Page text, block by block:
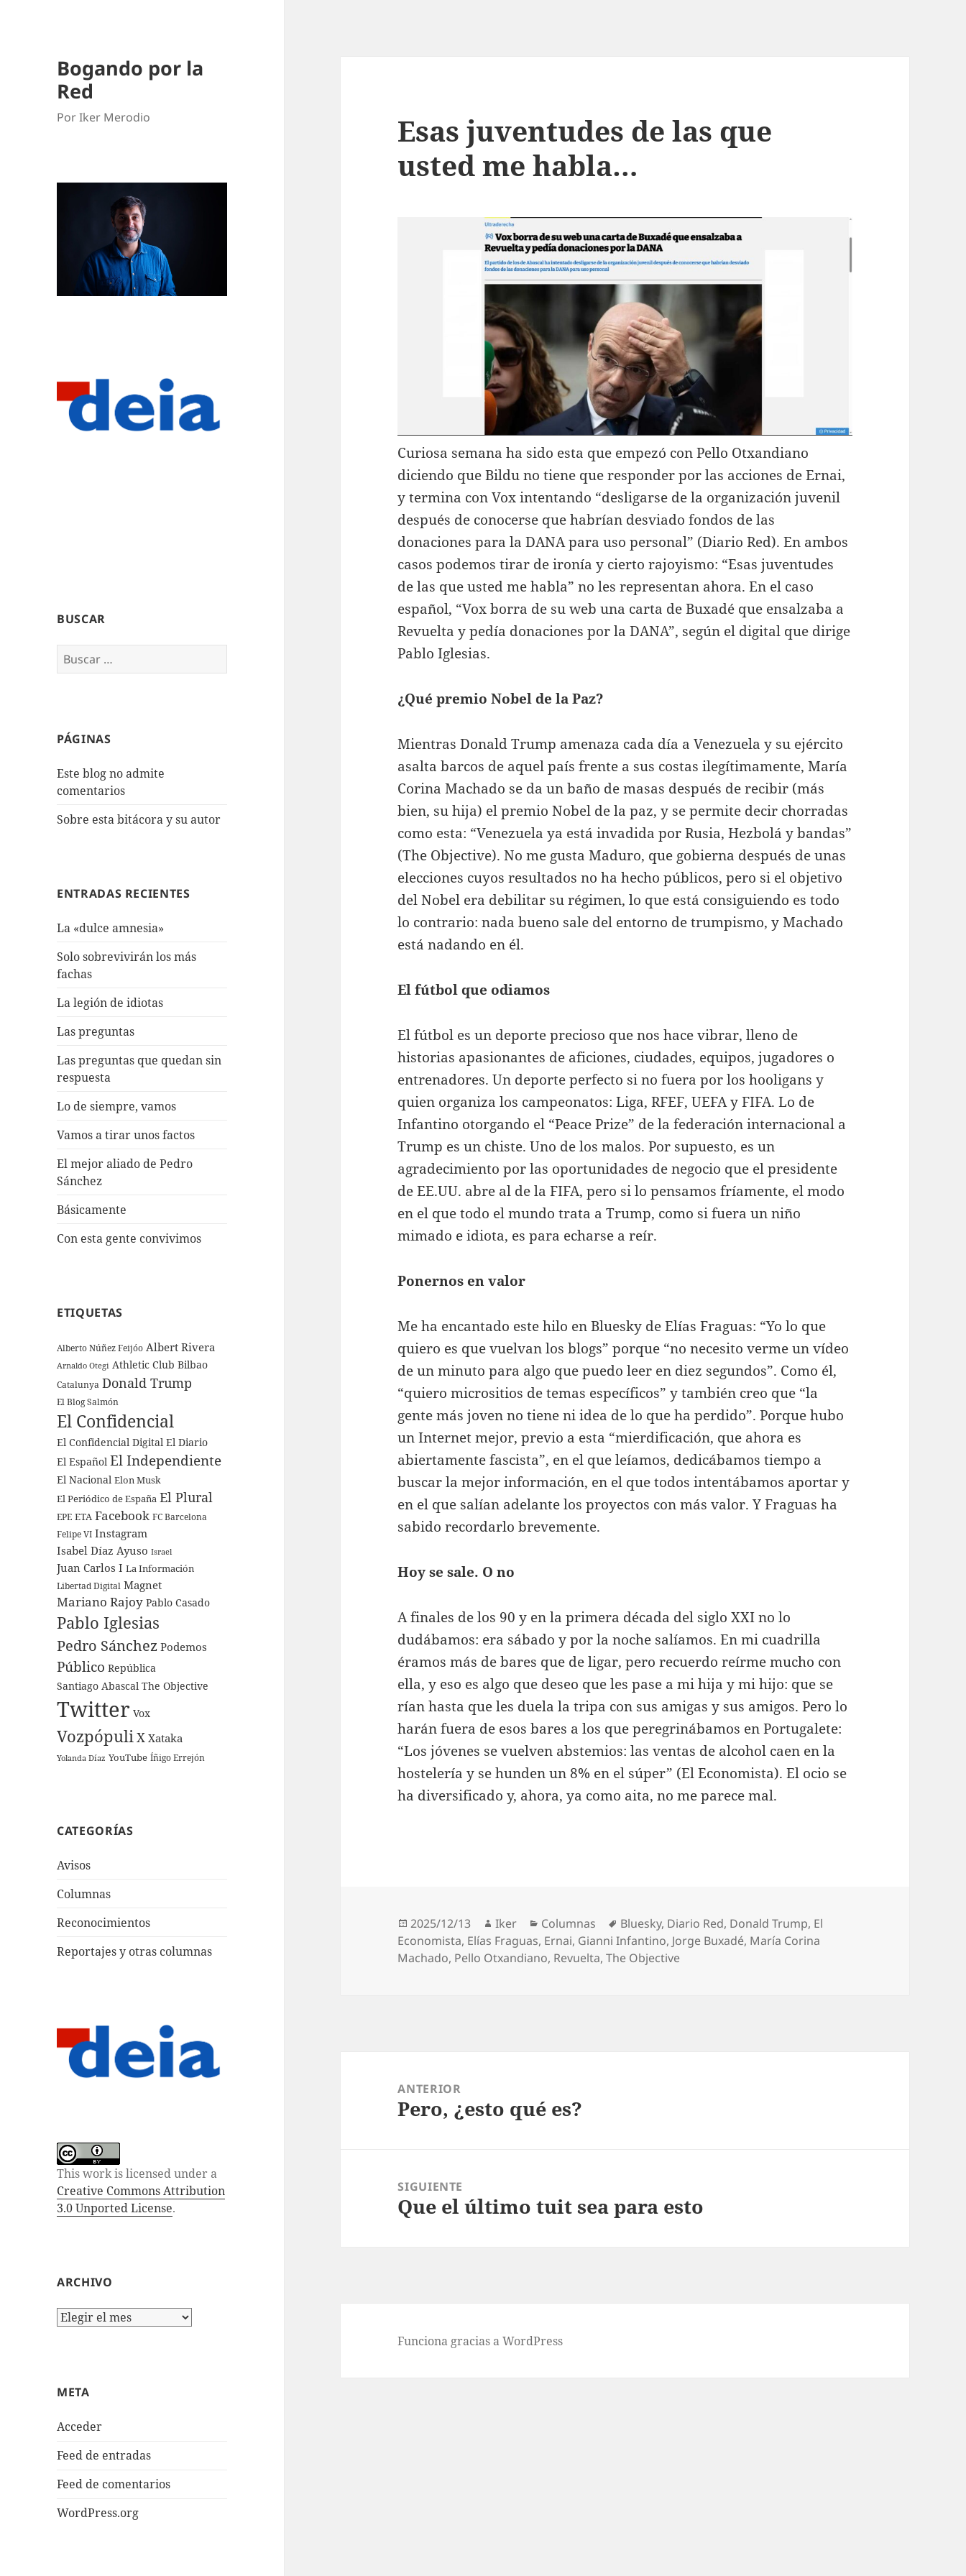
Bogando por la
Red
Por Iker Merodio
BUSCAR
Buscar:
PÁGINAS
Este blog no admite
comentarios
Sobre esta bitácora y su autor
ENTRADAS RECIENTES
La «dulce amnesia»
Solo sobrevivirán los más
fachas
La legión de idiotas
Las preguntas
Las preguntas que quedan sin
respuesta
Lo de siempre, vamos
Vamos a tirar unos factos
El mejor aliado de Pedro
Sánchez
Básicamente
Con esta gente convivimos
ETIQUETAS
Alberto Núñez Feijóo Albert Rivera
Arnaldo Otegi Athletic Club Bilbao
Catalunya Donald Trump
El Blog Salmón
El Confidencial
El Confidencial Digital El Diario
El Español El Independiente
El Nacional Elon Musk
El Periódico de España El Plural
EPE ETA Facebook FC Barcelona
Felipe VI Instagram
Isabel Díaz Ayuso Israel
Juan Carlos I La Información
Libertad Digital Magnet
Mariano Rajoy Pablo Casado
Pablo Iglesias
Pedro Sánchez Podemos
Público República
Santiago Abascal The Objective
Twitter Vox
Vozpópuli X Xataka
Yolanda Díaz YouTube Íñigo Errejón
CATEGORÍAS
Avisos
Columnas
Reconocimientos
Reportajes y otras columnas
This work is licensed under a
Creative Commons Attribution
3.0 Unported License.
ARCHIVO
Archivo
META
Acceder
Feed de entradas
Feed de comentarios
WordPress.org
Esas juventudes de las que
usted me habla…
Curiosa semana ha sido esta que empezó con Pello Otxandiano
diciendo que Bildu no tiene que responder por las acciones de Ernai,
y termina con Vox intentando “desligarse de la organización juvenil
después de conocerse que habrían desviado fondos de las
donaciones para la DANA para uso personal” (Diario Red). En ambos
casos podemos tirar de ironía y cierto rajoyismo: “Esas juventudes
de las que usted me habla” no les representan ahora. En el caso
español, “Vox borra de su web una carta de Buxadé que ensalzaba a
Revuelta y pedía donaciones por la DANA”, según el digital que dirige
Pablo Iglesias.
¿Qué premio Nobel de la Paz?
Mientras Donald Trump amenaza cada día a Venezuela y su ejército
asalta barcos de aquel país frente a sus costas ilegítimamente, María
Corina Machado se da un baño de masas después de recibir (más
bien, su hija) el premio Nobel de la paz, y se permite decir chorradas
como esta: “Venezuela ya está invadida por Rusia, Hezbolá y bandas”
(The Objective). No me gusta Maduro, que gobierna después de unas
elecciones cuyos resultados no ha hecho públicos, pero si el objetivo
del Nobel era debilitar su régimen, lo que está consiguiendo es todo
lo contrario: nada bueno sale del entorno de trumpismo, y Machado
está nadando en él.
El fútbol que odiamos
El fútbol es un deporte precioso que nos hace vibrar, lleno de
historias apasionantes de aficiones, ciudades, equipos, jugadores o
entrenadores. Un deporte perfecto si no fuera por los hooligans y
quien organiza los campeonatos: Liga, RFEF, UEFA y FIFA. Lo de
Infantino otorgando el “Peace Prize” de la federación internacional a
Trump es un chiste. Uno de los malos. Por supuesto, es un
agradecimiento por las oportunidades de negocio que el presidente
de EE.UU. abre al de la FIFA, pero si lo pensamos fríamente, el modo
en el que todo el mundo trata a Trump, como si fuera un niño
mimado e idiota, es para echarse a reír.
Ponernos en valor
Me ha encantado este hilo en Bluesky de Elías Fraguas: “Yo lo que
quiero es que vuelvan los blogs” porque “no necesito verme un vídeo
de un minuto para algo que puedo leer en diez segundos”. Como él,
“quiero micrositios de temas específicos” y también creo que “la
gente más joven no tiene ni idea de lo que ha perdido”. Porque hubo
un Internet mejor, previo a esta “mierdificación, que ahora es
abiertamente fascista”, en el que leíamos, dedicábamos tiempo a
buscar la mejor información, en el que todos intentábamos aportar y
en el que salían adelante los proyectos con más valor. Y Fraguas ha
sabido recordarlo brevemente.
Hoy se sale. O no
A finales de los 90 y en la primera década del siglo XXI no lo
dudábamos: era sábado y por la noche salíamos. En mi cuadrilla
éramos más de bares que de ligar, pero recuerdo reírme mucho con
ella, y eso es algo que deseo que les pase a mi hija y mi hijo: que se
rían hasta que les duela la tripa con sus amigas y sus amigos. Pero lo
harán fuera de esos bares a los que peregrinábamos en Portugalete:
“Los jóvenes se vuelven abstemios: las ventas de alcohol caen en la
hostelería y se hunden un 8% en el súper” (El Economista). El ocio se
ha diversificado y, ahora, ya como aita, no me parece mal.
Publicado
el
2025/12/13 Autor
Iker Categorías
Columnas Etiquetas
Bluesky, Diario Red, Donald Trump, El
Economista, Elías Fraguas, Ernai, Gianni Infantino, Jorge Buxadé, María Corina
Machado, Pello Otxandiano, Revuelta,The Objective
entradas
ANTERIOR
Entrada
Pero, ¿esto qué es?
SIGUIENTE
Entrada
Que el último tuit sea para esto
Funciona gracias a WordPress